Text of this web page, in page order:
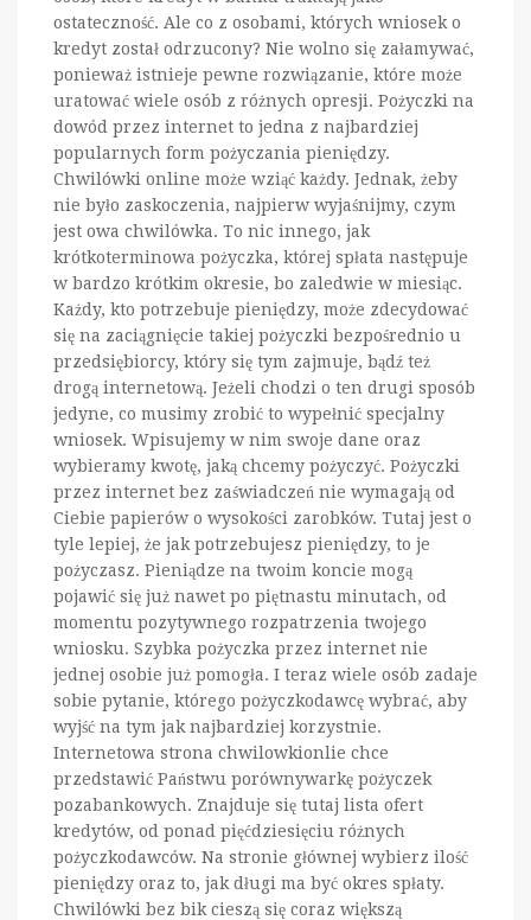
ostateczność. Ale co z osobami, których wniosek o
kredyt został odrzucony? Nie wolno się załamywać,
ponieważ istnieje pewne rozwiązanie, które może
uratować wiele osób z różnych opresji. Pożyczki na
dowód przez internet to jedna z najbardziej
popularnych form pożyczania pieniędzy.
Chwilówki online może wziąć każdy. Jednak, żeby
nie było zaskoczenia, najpierw wyjaśnijmy, czym
jest owa chwilówka. To nic innego, jak
krótkoterminowa pożyczka, której spłata następuje
w bardzo krótkim okresie, bo zaledwie w miesiąc.
Każdy, kto potrzebuje pieniędzy, może zdecydować
się na zaciągnięcie takiej pożyczki bezpośrednio u
przedsiębiorcy, który się tym zajmuje, bądź też
drogą internetową. Jeżeli chodzi o ten drugi sposób
jedyne, co musimy zrobić to wypełnić specjalny
wniosek. Wpisujemy w nim swoje dane oraz
wybieramy kwotę, jaką chcemy pożyczyć. Pożyczki
przez internet bez zaświadczeń nie wymagają od
Ciebie papierów o wysokości zarobków. Tutaj jest o
tyle lepiej, że jak potrzebujesz pieniędzy, to je
pożyczasz. Pieniądze na twoim koncie mogą
pojawić się już nawet po piętnastu minutach, od
momentu pozytywnego rozpatrzenia twojego
wniosku. Szybka pożyczka przez internet nie
jednej osobie już pomogła. I teraz wiele osób zadaje
sobie pytanie, którego pożyczkodawcę wybrać, aby
wyjść na tym jak najbardziej korzystnie.
Internetowa strona chwilowkionlie chce
przedstawić Państwu porównywarkę pożyczek
pozabankowych. Znajduje się tutaj lista ofert
kredytów, od ponad pięćdziesięciu różnych
pożyczkodawców. Na stronie głównej wybierz ilość
pieniędzy oraz to, jak długi ma być okres spłaty.
Chwilówki bez bik cieszą się coraz większą